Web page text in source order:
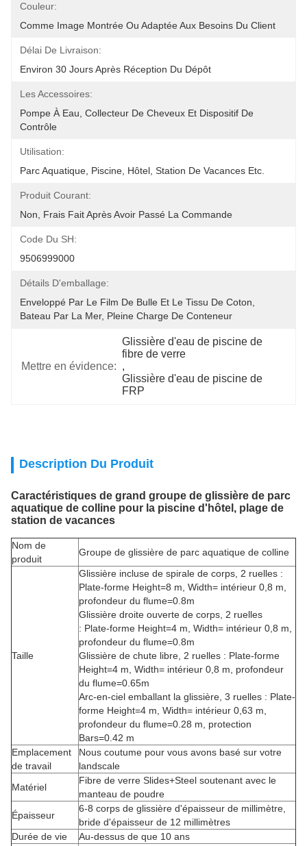
Couleur:
Comme Image Montrée Ou Adaptée Aux Besoins Du Client
Délai De Livraison:
Environ 30 Jours Après Réception Du Dépôt
Les Accessoires:
Pompe À Eau, Collecteur De Cheveux Et Dispositif De
Contrôle
Utilisation:
Parc Aquatique, Piscine, Hôtel, Station De Vacances Etc.
Produit Courant:
Non, Frais Fait Après Avoir Passé La Commande
Code Du SH:
9506999000
Détails D'emballage:
Enveloppé Par Le Film De Bulle Et Le Tissu De Coton,
Bateau Par La Mer, Pleine Charge De Conteneur
Mettre en évidence:
Glissière d'eau de piscine de
fibre de verre
,
Glissière d'eau de piscine de
FRP
Description Du Produit
Caractéristiques de grand groupe de glissière de parc
aquatique de colline pour la piscine d'hôtel, plage de
station de vacances
Nom de
produit
Groupe de glissière de parc aquatique de colline
Taille
Glissière incluse de spirale de corps, 2 ruelles :
Plate-forme Height=8 m, Width= intérieur 0,8 m,
profondeur du flume=0.8m
Glissière droite ouverte de corps, 2 ruelles
: Plate-forme Height=4 m, Width= intérieur 0,8 m,
profondeur du flume=0.8m
Glissière de chute libre, 2 ruelles : Plate-forme
Height=4 m, Width= intérieur 0,8 m, profondeur
du flume=0.65m
Arc-en-ciel emballant la glissière, 3 ruelles : Plate-
forme Height=4 m, Width= intérieur 0,63 m,
profondeur du flume=0.28 m, protection
Bars=0.42 m
Emplacement
de travail
Nous coutume pour vous avons basé sur votre
landscale
Matériel
Fibre de verre Slides+Steel soutenant avec le
manteau de poudre
Épaisseur
6-8 corps de glissière d'épaisseur de millimètre,
bride d'épaisseur de 12 millimètres
Durée de vie
Au-dessus de que 10 ans